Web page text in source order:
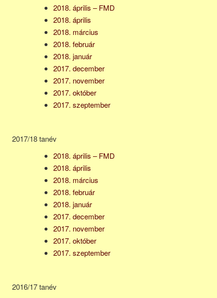
2018. április – FMD
2018. április
2018. március
2018. február
2018. január
2017. december
2017. november
2017. október
2017. szeptember
2017/18 tanév
2018. április – FMD
2018. április
2018. március
2018. február
2018. január
2017. december
2017. november
2017. október
2017. szeptember
2016/17 tanév